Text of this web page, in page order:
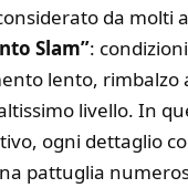
da molti
Slam”:
lento, rimbalzo
livello. In
ogni dettaglio
pattuglia